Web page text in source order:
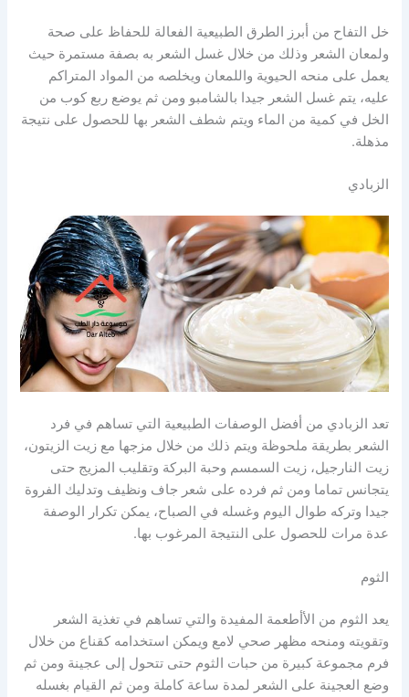
خل التفاح من أبرز الطرق الطبيعية الفعالة للحفاظ على صحة
ولمعان الشعر وذلك من خلال غسل الشعر به بصفة مستمرة حيث
يعمل على منحه الحيوية واللمعان ويخلصه من المواد المتراكم
عليه، يتم غسل الشعر جيدا بالشامبو ومن ثم يوضع ربع كوب من
الخل في كمية من الماء ويتم شطف الشعر بها للحصول على نتيجة
مذهلة.
الزبادي
تعد الزبادي من أفضل الوصفات الطبيعية التي تساهم في فرد
الشعر بطريقة ملحوظة ويتم ذلك من خلال مزجها مع زيت الزيتون،
زيت النارجيل، زيت السمسم وحبة البركة وتقليب المزيج حتى
يتجانس تماما ومن ثم فرده على شعر جاف ونظيف وتدليك الفروة
جيدا وتركه طوال اليوم وغسله في الصباح، يمكن تكرار الوصفة
عدة مرات للحصول على النتيجة المرغوب بها.
الثوم
يعد الثوم من الأأطعمة المفيدة والتي تساهم في تغذية الشعر
وتقويته ومنحه مظهر صحي لامع ويمكن استخدامه كقناع من خلال
فرم مجموعة كبيرة من حبات الثوم حتى تتحول إلى عجينة ومن ثم
وضع العجينة على الشعر لمدة ساعة كاملة ومن ثم القيام بغسله